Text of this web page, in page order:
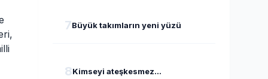
7Büyük takımların yeni yüzü
8Kimseyi ateşkesmez...